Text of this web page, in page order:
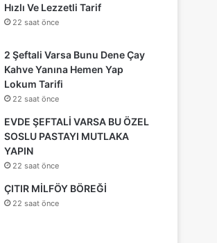
Hızlı Ve Lezzetli Tarif
22 saat önce
2 Şeftali Varsa Bunu Dene Çay
Kahve Yanına Hemen Yap
Lokum Tarifi
22 saat önce
EVDE ŞEFTALİ VARSA BU ÖZEL
SOSLU PASTAYI MUTLAKA
YAPIN
22 saat önce
ÇITIR MİLFÖY BÖREĞİ
22 saat önce